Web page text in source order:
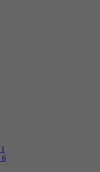
1
6